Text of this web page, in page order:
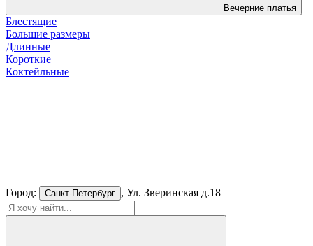
Вечерние платья
Блестящие
Большие размеры
Длинные
Короткие
Коктейльные
Город: Санкт-Петербург , Ул. Зверинская д.18